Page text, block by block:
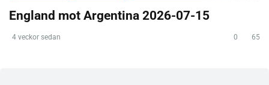
England mot Argentina 2026-07-15
4 veckor sedan 0 65